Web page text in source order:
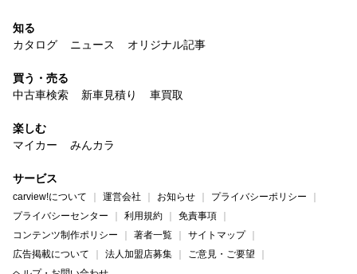
知る
カタログ
ニュース オリジナル記事
買う・売る
中古車検索
新車見積り 車買取
楽しむ
マイカー
みんカラ
サービス
carview!について 運営会社 お知らせ
プライバシーポリシー
プライバシーセンター
利用規約
免責事項
コンテンツ制作ポリシー
著者一覧
サイトマップ
広告掲載について
法人加盟店募集
ご意見・ご要望